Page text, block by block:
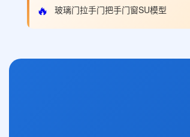
🔥 玻璃门拉手门把手门窗SU模型